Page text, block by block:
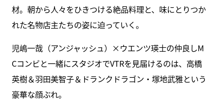
材。朝から人々をひきつける絶品料理と、味にとりつか
れた名物店主たちの姿に迫っていく。
児嶋一哉（アンジャッシュ）×ウエンツ瑛士の仲良しM
Cコンビと一緒にスタジオでVTRを見届けるのは、高橋
英樹＆羽田美智子＆ドランクドラゴン・塚地武雅という
豪華な顔ぶれ。